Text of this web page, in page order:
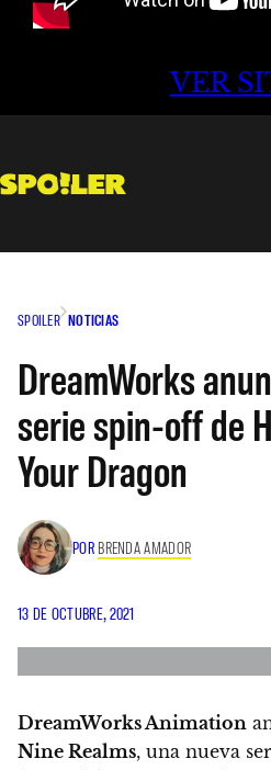
VER
SPOILER NOTICIAS
DreamWorks
serie spin-off de
Your Dragon
POR BRENDA AMADOR
13 DE OCTUBRE, 2021
DreamWorks Animation
Nine Realms, una nueva